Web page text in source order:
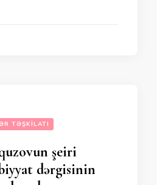
TƏŞKILATI
şeiri
dərgisinin